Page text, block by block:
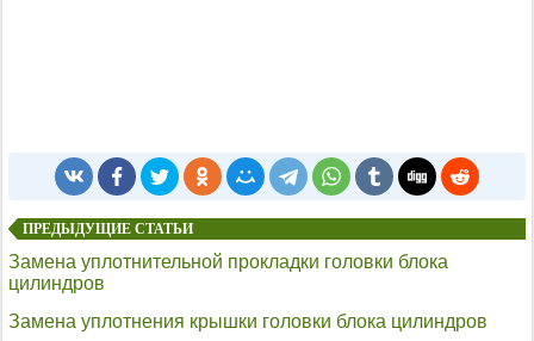
ПРЕДЫДУЩИЕ СТАТЬИ
Замена уплотнительной прокладки головки блока
цилиндров
Замена уплотнения крышки головки блока цилиндров